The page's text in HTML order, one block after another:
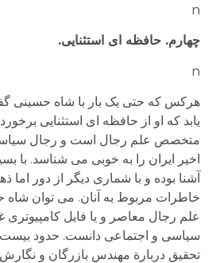
n
چهارم. حافظه ای استثنایی.
n
هرکس که حتی یک بار با شاه حسینی
یابد که او از حافظه ای استثنایی
متخصص علم رجال است و رجال
اخیر ایران را به خوبی می شناسد. با
آشنا بوده و با شماری دیگر از دور اما
خاطرات مربوط به آنان. می توان شاه
علم رجال معاصر و یا فایل کامپیوتری
سیاسی و اجتماعی دانست. حدود
تحقیق دربارة مهندس بازرگان و نگارش